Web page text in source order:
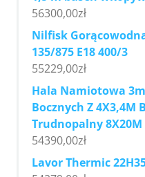
56300,00zł
Nilfisk
135/875 E18 400/3
55229,00zł
Hala Namiotowa
Bocznych Z 4X3,4M
Trudnopalny 8X20M
54390,00zł
Lavor Thermic